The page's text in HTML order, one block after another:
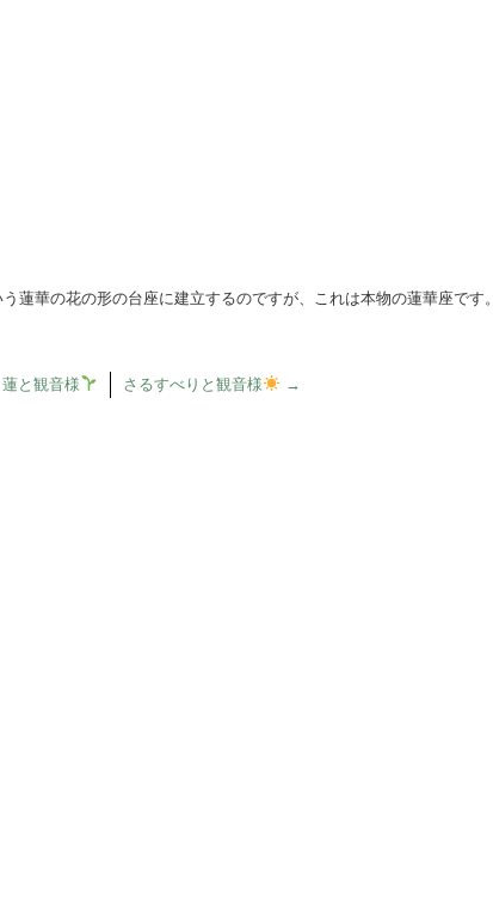
蓮華の花の形の台座に建立するのですが、これは本物の蓮華座です。
蓮と観音様 さるすべりと観音様 →